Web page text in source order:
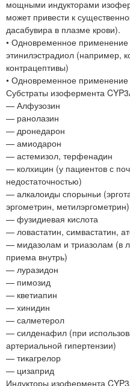
мощными индукторами
может привести к
дасабувира в плазме крови).
• Одновременное
этинилэстрадиол (например,
контрацептивы)
• Одновременное
Субстраты изофермента
— Алфузозин
— ранолазин
— дронедарон
— амиодарон
— астемизол, терфенадин
— колхицин (у пациентов с
недостаточностью)
— алкалоиды спорыньи
эргометрин, метилэргометрин)
— фузидиевая кислота
— ловастатин, симвастатин,
— мидазолам и триазолам (в
приема внутрь)
— луразидон
— пимозид
— кветиапин
— хинидин
— салметерол
— силденафил (при
артериальной гипертензии)
— тикагрелор
— цизаприд
Индукторы изофермента